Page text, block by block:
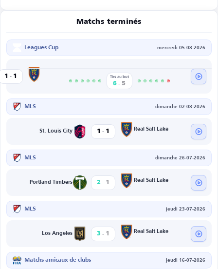
Matchs terminés
Leagues Cup mercredi 05-08-2026
1 - 1 Tirs au but
6 - 5
MLS dimanche 02-08-2026
St. Louis City 1 - 1 Real Salt Lake
MLS dimanche 26-07-2026
Portland Timbers 2 - 1 Real Salt Lake
MLS jeudi 23-07-2026
Los Angeles 3 - 1 Real Salt Lake
Matchs amicaux de clubs jeudi 16-07-2026